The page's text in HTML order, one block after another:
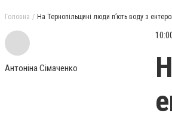
Головна На Тернопільщині люди п’ють воду з
Антоніна Сімаченко